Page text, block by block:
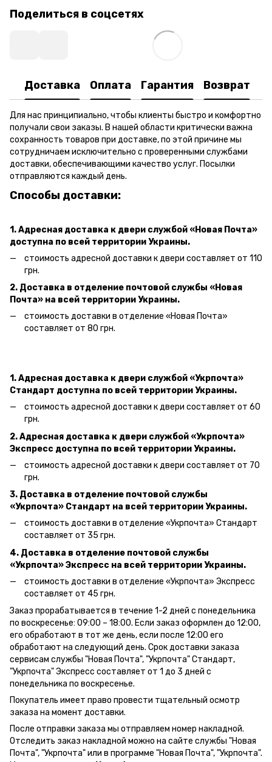
Поделиться в соцсетях
Доставка Оплата Гарантия Возврат
Для нас принципиально, чтобы клиенты быстро и комфортно
получали свои заказы. В нашей области критически важна
сохранность товаров при доставке, по этой причине мы
сотрудничаем исключительно с проверенными службами
доставки, обеспечивающими качество услуг. Посылки
отправляются каждый день.
Способы доставки:
1. Адресная доставка к двери службой «Новая Почта»
доступна по всей территории Украины.
стоимость адресной доставки к двери составляет от 110
грн.
2. Доставка в отделение почтовой службы «Новая
Почта» на всей территории Украины.
стоимость доставки в отделение «Новая Почта»
составляет от 80 грн.
1. Адресная доставка к двери службой «Укрпочта»
Стандарт доступна по всей территории Украины.
стоимость адресной доставки к двери составляет от 60
грн.
2. Адресная доставка к двери службой «Укрпочта»
Экспресс доступна по всей территории Украины.
стоимость адресной доставки к двери составляет от 70
грн.
3. Доставка в отделение почтовой службы
«Укрпочта» Стандарт на всей территории Украины.
стоимость доставки в отделение «Укрпочта» Стандарт
составляет от 35 грн.
4. Доставка в отделение почтовой службы
«Укрпочта» Экспресс на всей территории Украины.
стоимость доставки в отделение «Укрпочта» Экспресс
составляет от 45 грн.
Заказ прорабатывается в течение 1-2 дней с понедельника
по воскресенье: 09:00 – 18:00. Если заказ оформлен до 12:00,
его обработают в тот же день, если после 12:00 его
обработают на следующий день. Срок доставки заказа
сервисам службы "Новая Почта", "Укрпочта" Стандарт,
"Укрпочта" Экспресс составляет от 1 до 3 дней с
понедельника по воскресенье.
Покупатель имеет право провести тщательный осмотр
заказа на момент доставки.
После отправки заказа мы отправляем номер накладной.
Отследить заказ накладной можно на сайте службы "Новая
Почта", "Укрпочта" или в программе "Новая Почта", "Укрпочта".